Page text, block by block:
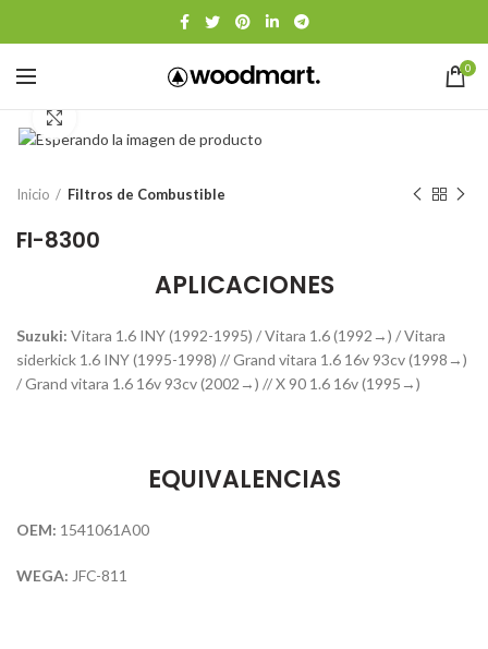
0
Inicio Filtros de Combustible
FI-8300
APLICACIONES
Suzuki: Vitara 1.6 INY (1992-1995) / Vitara 1.6 (1992→) / Vitara
siderkick 1.6 INY (1995-1998) // Grand vitara 1.6 16v 93cv (1998→)
/ Grand vitara 1.6 16v 93cv (2002→) // X 90 1.6 16v (1995→)
EQUIVALENCIAS
OEM: 1541061A00
WEGA: JFC-811